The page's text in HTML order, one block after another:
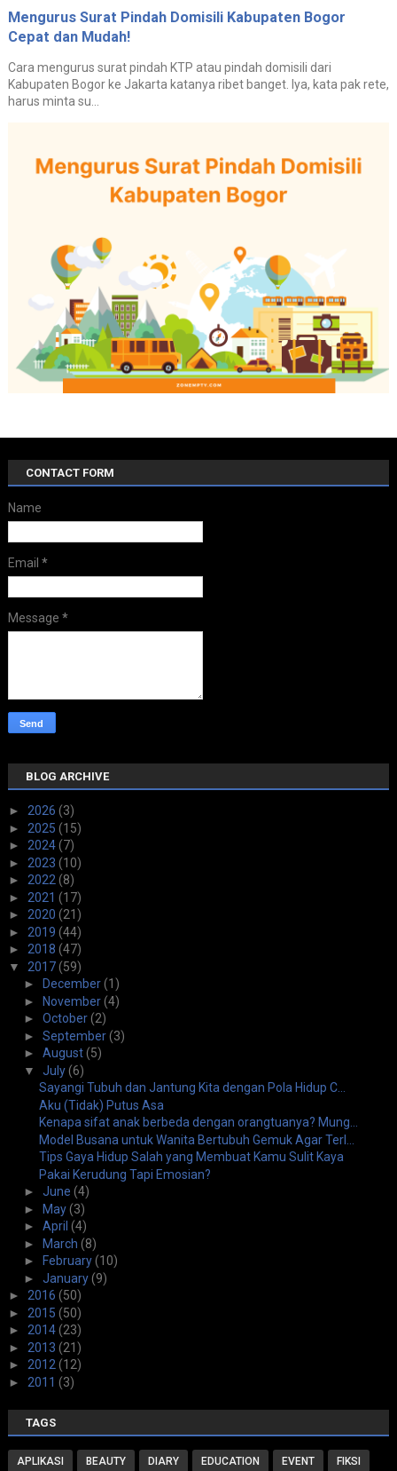
Mengurus Surat Pindah Domisili Kabupaten Bogor
Cepat dan Mudah!
Cara mengurus surat pindah KTP atau pindah domisili dari
Kabupaten Bogor ke Jakarta katanya ribet banget. Iya, kata pak rete,
harus minta su...
CONTACT FORM
Name
Email *
Message *
BLOG ARCHIVE
► 2026 (3)
► 2025 (15)
► 2024(7)
► 2023 (10)
► 2022 (8)
► 2021 (17)
► 2020 (21)
► 2019 (44)
► 2018 (47)
▼ 2017(59)
►
December(1)
► November(4)
► October(2)
► September(3)
► August(5)
▼ July(6)
Sayangi Tubuh dan Jantung Kita dengan Pola Hidup C...
Aku (Tidak) Putus Asa
Kenapa sifat anak berbeda dengan orangtuanya? Mung...
Model Busana untuk Wanita Bertubuh Gemuk Agar Terl...
Tips Gaya Hidup Salah yang Membuat Kamu Sulit Kaya
Pakai Kerudung Tapi Emosian?
► June (4)
► May(3)
► April (4)
► March (8)
►
February(10)
► January(9)
► 2016 (50)
► 2015 (50)
► 2014(23)
► 2013 (21)
► 2012 (12)
► 2011 (3)
TAGS
APLIKASI BEAUTY DIARY EDUCATION EVENT FIKSI